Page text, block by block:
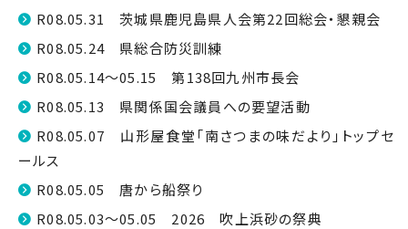
R08.05.31 茨城県鹿児島県人会第22回総会・懇親会
R08.05.24 県総合防災訓練
R08.05.14～05.15 第138回九州市長会
R08.05.13 県関係国会議員への要望活動
R08.05.07 山形屋食堂「南さつまの味だより」トップセ
ールス
R08.05.05 唐から船祭り
R08.05.03～05.05 2026 吹上浜砂の祭典